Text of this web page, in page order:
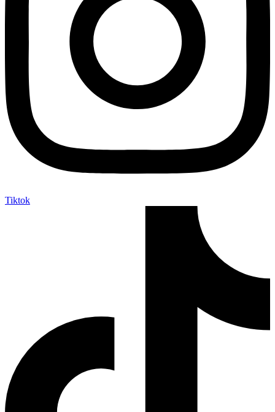
Tiktok